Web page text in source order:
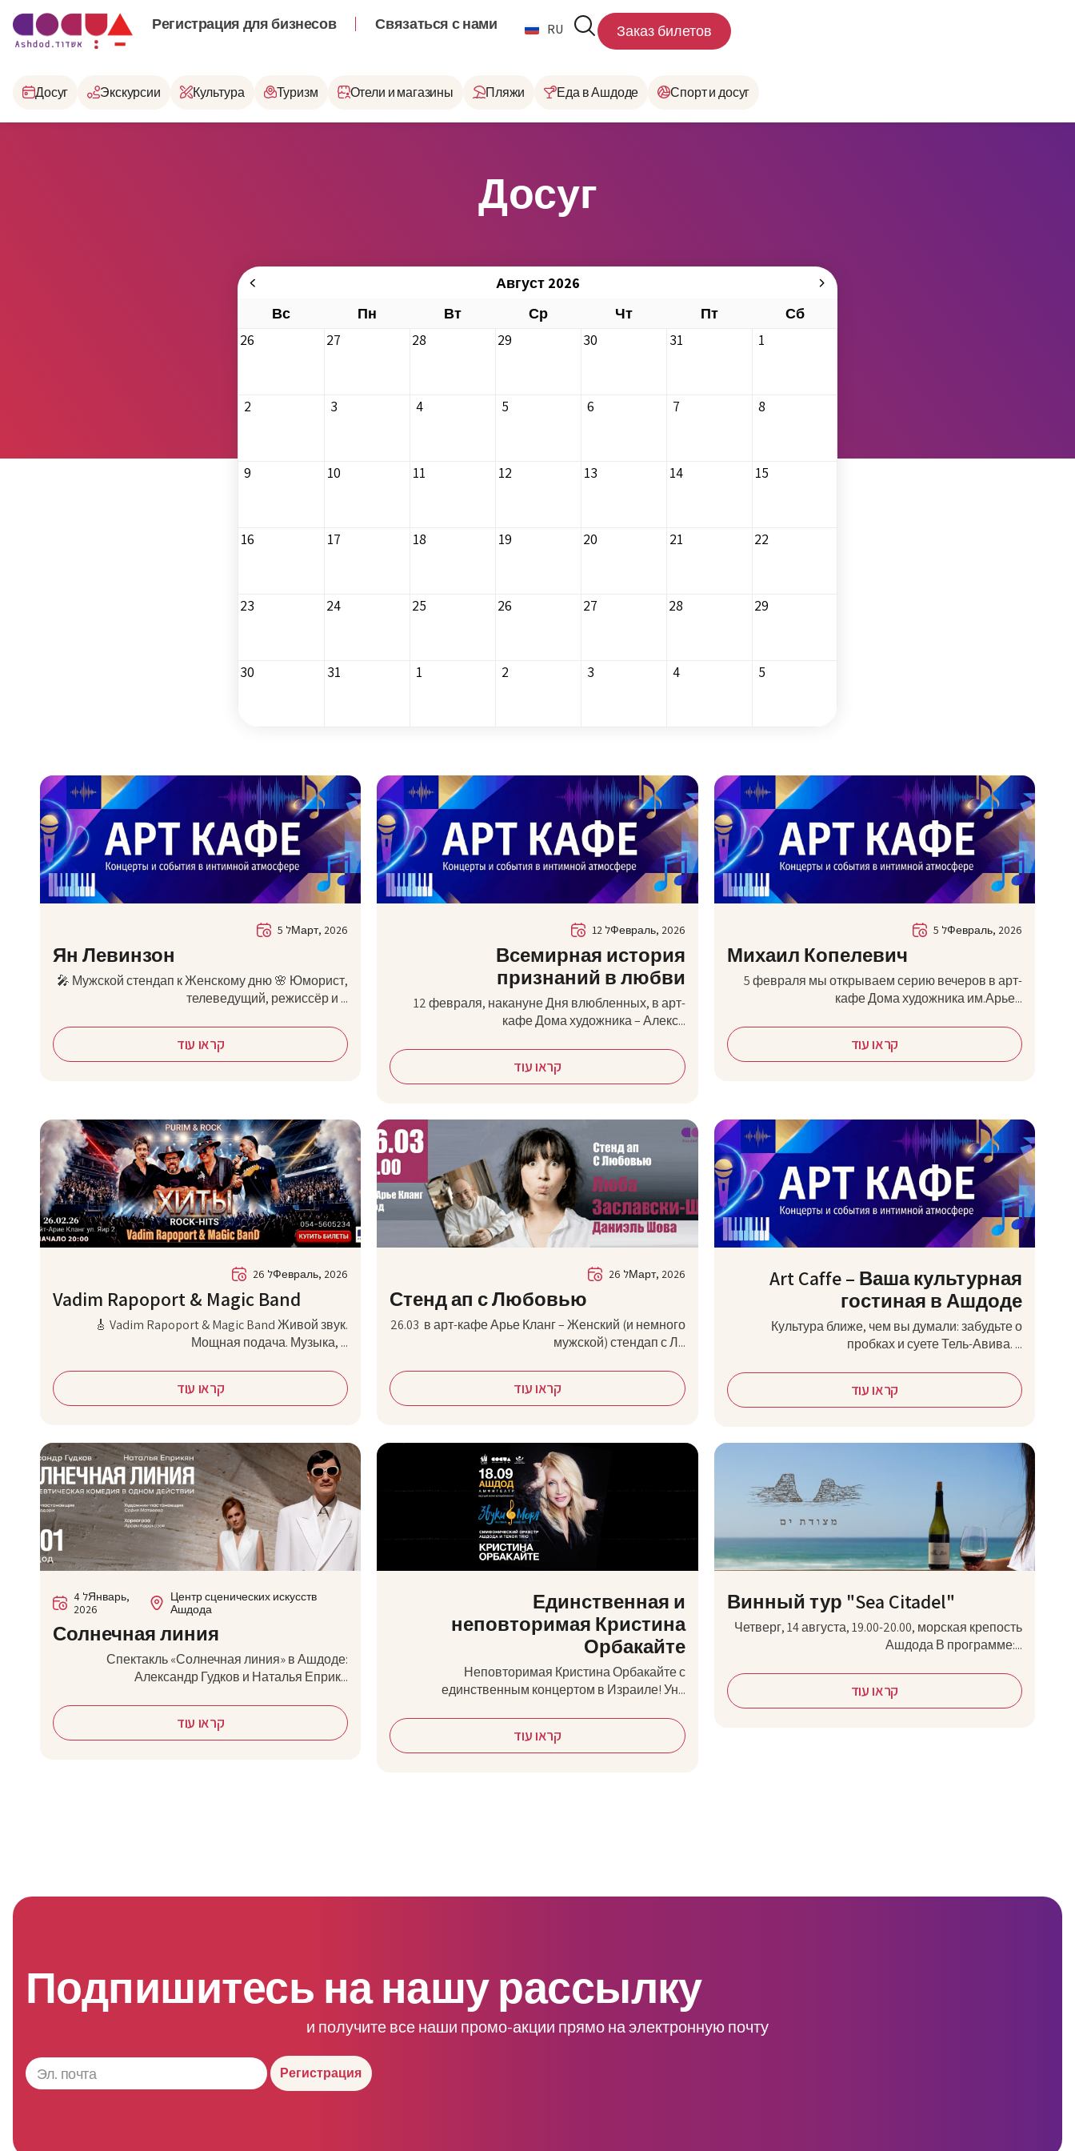
Регистрация для бизнесов Связаться с нами RU
HE
Заказ билетов
Досуг Экскурсии Культура Туризм Отели и магазины Пляжи Еда в Ашдоде Спорт и досуг
Досуг
Август 2026
Вс
Пн Вт Ср Чт Пт
Сб
26
27 28 29 30 31 1
2 3 4 5 6 7 8
9 10 11 12 13 14 15
16 17 18 19 20 21 22
23 24 25 26 27 28 29
30 31 1 2 3 4 5
5 לМарт, 2026
Ян Левинзон
🎤 Мужской стендап к Женскому дню 🌸 Юморист,
телеведущий, режиссёр и ...
קראו עוד
12 לФевраль, 2026
Всемирная история
признаний в любви
12 февраля, накануне Дня влюбленных, в арт-
кафе Дома художника – Алекс...
קראו עוד
5 לФевраль, 2026
Михаил Копелевич
5 февраля мы открываем серию вечеров в арт-
кафе Дома художника им.Арье...
קראו עוד
26 לФевраль, 2026
Vadim Rapoport & Magic Band
🎸 Vadim Rapoport & Magic Band Живой звук.
Мощная подача. Музыка, ...
קראו עוד
26 לМарт, 2026
Стенд ап с Любовью
26.03 в арт-кафе Арье Кланг – Женский (и немного
мужской) стендап с Л...
קראו עוד
Art Caffe – Ваша культурная
гостиная в Ашдоде
Культура ближе, чем вы думали: забудьте о
пробках и суете Тель-Авива. ...
קראו עוד
Центр сценических искусств
Ашдода
4 לЯнварь,
2026
Солнечная линия
Спектакль «Солнечная линия» в Ашдоде:
Александр Гудков и Наталья Еприк...
קראו עוד
Единственная и
неповторимая Кристина
Орбакайте
Неповторимая Кристина Орбакайте с
единственным концертом в Израиле! Ун...
קראו עוד
Винный тур "Sea Citadel"
Четверг, 14 августа, 19.00-20.00, морская крепость
Ашдода В программе:...
קראו עוד
Подпишитесь на нашу рассылку
и получите все наши промо-акции прямо на электронную почту
Регистрация